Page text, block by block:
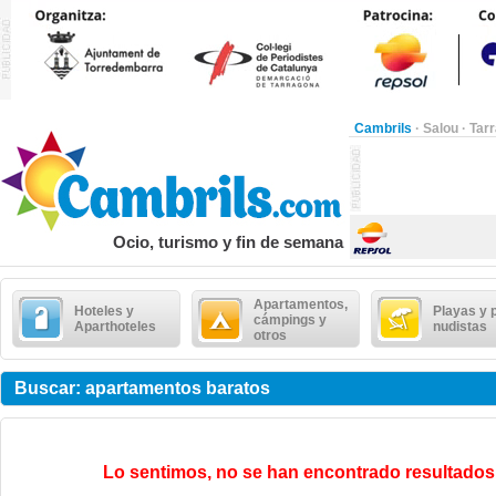
Cambrils · Salou ·
Ocio, turismo y fin de semana
Hoteles y
Aparthoteles
Apartamentos,
cámpings y
otros
Playas y
nudistas
Buscar: apartamentos baratos
Lo sentimos, no se han encontrado